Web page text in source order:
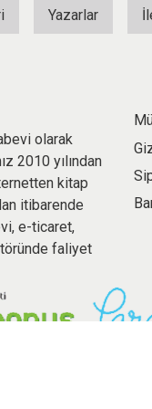
Yazarlar
olarak
2010 yılından
kitap
itibarende
e-ticaret,
faliyet